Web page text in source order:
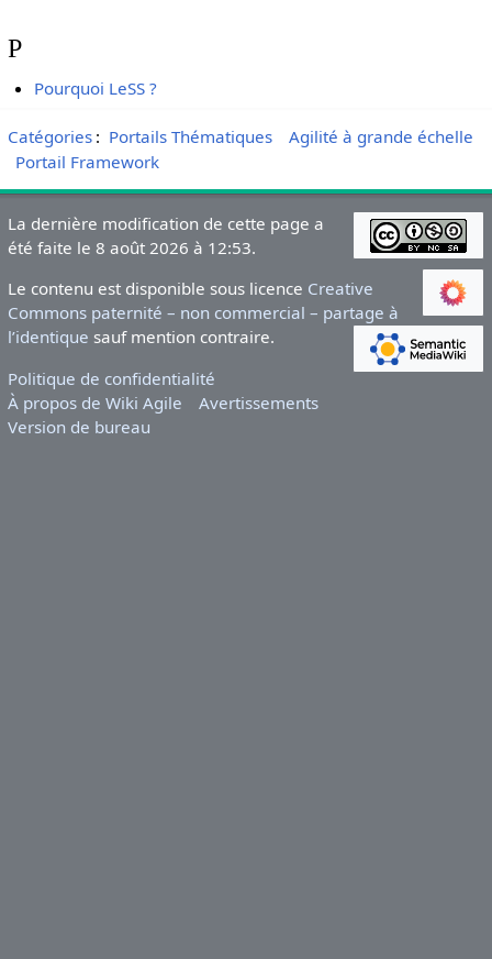
P
Pourquoi LeSS ?
Catégories: Portails Thématiques
Agilité à grande échelle
Portail Framework
La dernière modification de cette page a
été faite le 8 août 2026 à 12:53.
Le contenu est disponible sous licence Creative
Commons paternité – non commercial – partage à
l’identique sauf mention contraire.
Politique de confidentialité
À propos de Wiki Agile
Avertissements
Version de bureau